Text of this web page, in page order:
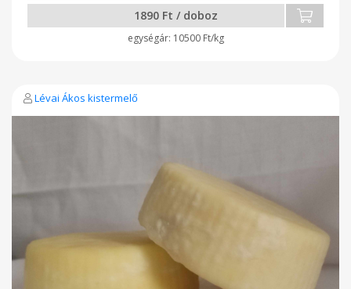
1890 Ft / doboz
10500 Ft/kg
Lévai Ákos kistermelő